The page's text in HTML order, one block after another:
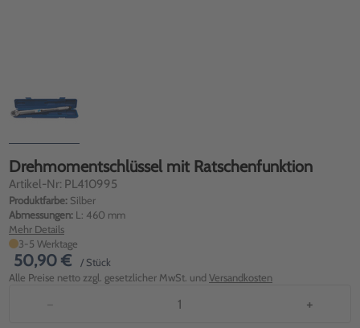
Drehmomentschlüssel mit Ratschenfunktion
Artikel-Nr: PL410995
Produktfarbe: Silber
Abmessungen: L: 460 mm
Mehr Details
3-5 Werktage
50,90 €
/ Stück
Alle Preise netto zzgl. gesetzlicher MwSt. und Versandkosten
− +